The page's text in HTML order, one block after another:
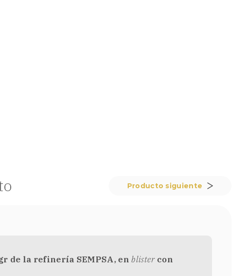
Producto siguiente
de la refinería SEMPSA, enblistercon